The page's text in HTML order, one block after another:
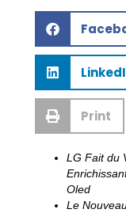
Print
LG Fait du
Oled
Le